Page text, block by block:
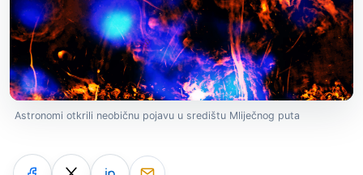
Astronomi otkrili neobičnu pojavu u središtu Mliječnog puta